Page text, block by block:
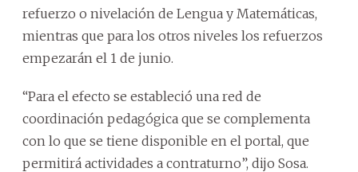
refuerzo o nivelación de Lengua y Matemáticas,
mientras que para los otros niveles los refuerzos
empezarán el 1 de junio.
“Para el efecto se estableció una red de
coordinación pedagógica que se complementa
con lo que se tiene disponible en el portal, que
permitirá actividades a contraturno”, dijo Sosa.